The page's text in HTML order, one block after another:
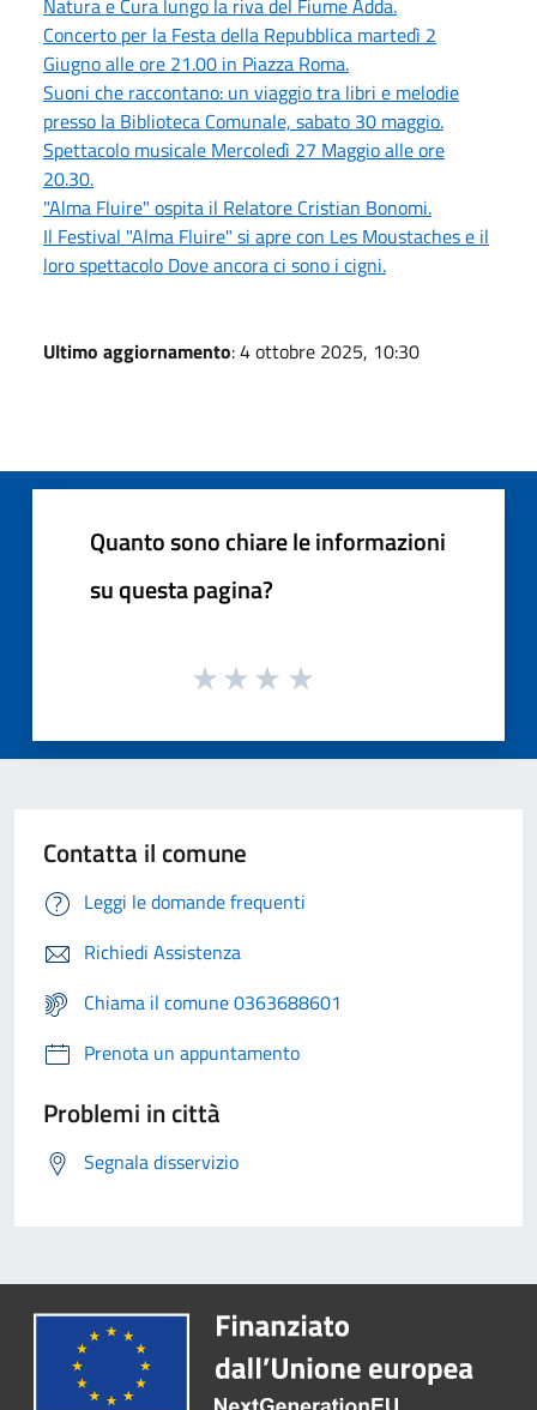
Concerto per la Festa della Repubblica martedì 2
Giugno alle ore 21.00 in Piazza Roma.
Suoni che raccontano: un viaggio tra libri e melodie
presso la Biblioteca Comunale, sabato 30 maggio.
Spettacolo musicale Mercoledì 27 Maggio alle ore
20.30.
"Alma Fluire" ospita il Relatore Cristian Bonomi.
Il Festival "Alma Fluire" si apre con Les Moustaches e il
loro spettacolo Dove ancora ci sono i cigni.
Ultimo aggiornamento: 4 ottobre 2025, 10:30
Quanto sono chiare le informazioni
su questa pagina?
Contatta il comune
Leggi le domande frequenti
Richiedi Assistenza
Chiama il comune 0363688601
Prenota un appuntamento
Problemi in città
Segnala disservizio